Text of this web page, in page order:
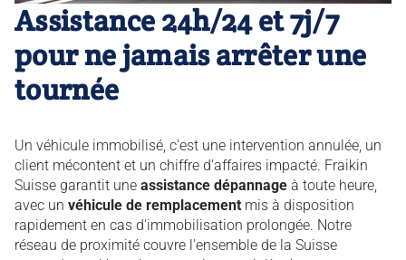
Assistance 24h/24 et 7j/7
pour ne jamais arrêter une
tournée
Un véhicule immobilisé, c'est une intervention annulée, un
client mécontent et un chiffre d'affaires impacté. Fraikin
Suisse garantit une assistance dépannage à toute heure,
avec un véhicule de remplacement mis à disposition
rapidement en cas d'immobilisation prolongée. Notre
réseau de proximité couvre l'ensemble de la Suisse